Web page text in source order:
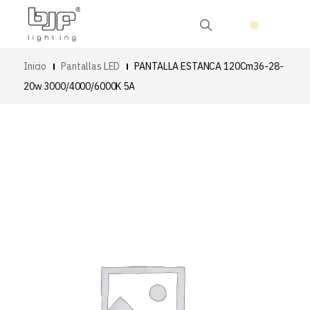
Inicio Pantallas LED
PANTALLA ESTANCA 120Cm36-28-
20w 3000/4000/6000K 5A